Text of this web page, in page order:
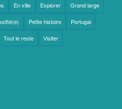
En ville Explorer Grand large
Petite histoire Portugal
Tout le reste Visiter